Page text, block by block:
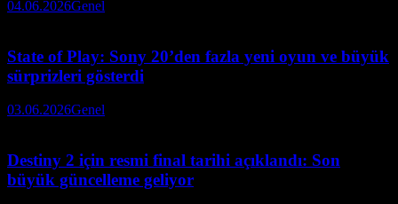
04.06.2026Genel
State of Play: Sony 20’den fazla yeni oyun ve büyük
sürprizleri gösterdi
03.06.2026Genel
Destiny 2 için resmi final tarihi açıklandı: Son
büyük güncelleme geliyor